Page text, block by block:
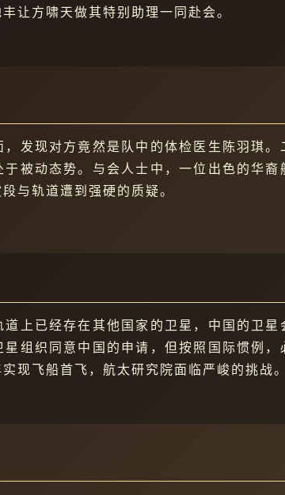
让方啸天做其特别助理一同赴会。
发现对方竟然是队中的体检医生陈羽琪
被动态势。与会人士中，一位出色的华裔
与轨道遭到强硬的质疑。
上已经存在其他国家的卫星，中国的卫
组织同意中国的申请，但按照国际惯例，
现飞船首飞，航太研究院面临严峻的挑战。